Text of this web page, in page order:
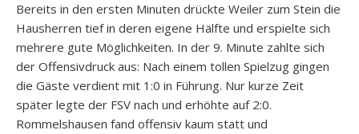
Bereits in den ersten Minuten drückte Weiler zum Stein die
Hausherren tief in deren eigene Hälfte und erspielte sich
mehrere gute Möglichkeiten. In der 9. Minute zahlte sich
der Offensivdruck aus: Nach einem tollen Spielzug gingen
die Gäste verdient mit 1:0 in Führung. Nur kurze Zeit
später legte der FSV nach und erhöhte auf 2:0.
Rommelshausen fand offensiv kaum statt und